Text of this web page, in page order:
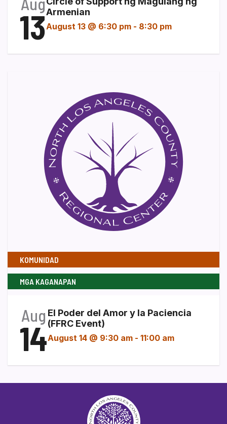
13Armenian
August 13 @ 6:30 pm - 8:30 pm
KOMUNIDAD
MGA KAGANAPAN
Aug
14
El Poder del Amor y la Paciencia
(FFRC Event)
August 14 @ 9:30 am - 11:00 am